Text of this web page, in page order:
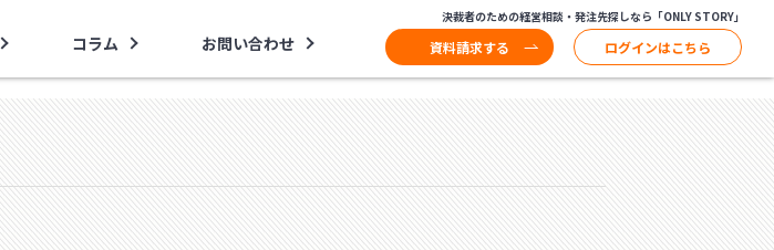
コラム お問い合わせ
決裁者のための経営相談・発注先探しなら「ONLY STORY」
資料請求する ログインはこちら